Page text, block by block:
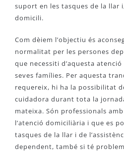
suport en les tasques de la llar
domicili.
Com dèiem l’objectiu és
normalitat per les persones
que necessiti d’aquesta
seves famílies. Per aquesta
requereix, hi ha la possibilitat
cuidadora durant tota la
mateixa. Són professionals
l’atenció domiciliària i que es
tasques de la llar i de
dependent, també si té